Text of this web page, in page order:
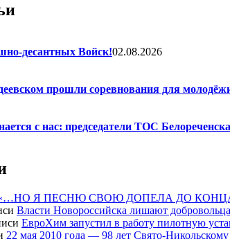
десантных Войск!02.08.2026
прошли соревнования для
с нас: председатели ТОС
Я ПЕСНЮ СВОЮ ДОПЕЛА ДО
Власти Новороссийска лишают
ЕвроХим запустил в работу пилотную
22 мая 2010 года — 98 лет Свято-